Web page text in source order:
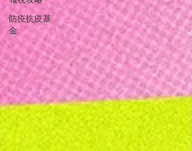
防疫抗疫基
金